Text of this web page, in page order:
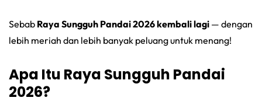
Sebab Raya Sungguh Pandai 2026 kembali lagi — dengan
lebih meriah dan lebih banyak peluang untuk menang!
Apa Itu Raya Sungguh Pandai
2026?